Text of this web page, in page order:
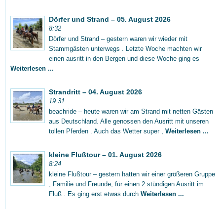
Dörfer und Strand – 05. August 2026
8:32
Dörfer und Strand – gestern waren wir wieder mit
Stammgästen unterwegs . Letzte Woche machten wir
einen ausritt in den Bergen und diese Woche ging es
Weiterlesen ...
Strandritt – 04. August 2026
19:31
beachride – heute waren wir am Strand mit netten Gästen
aus Deutschland. Alle genossen den Ausritt mit unseren
tollen Pferden . Auch das Wetter super , Weiterlesen ...
kleine Flußtour – 01. August 2026
8:24
kleine Flußtour – gestern hatten wir einer größeren Gruppe
, Familie und Freunde, für einen 2 stündigen Ausritt im
Fluß . Es ging erst etwas durch Weiterlesen ...